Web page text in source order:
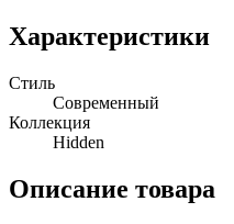
Характеристики
Стиль
Современный
Коллекция
Hidden
Описание товара